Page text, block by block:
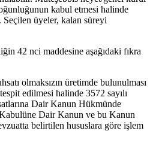
kabul etmesi halinde
Seçilen üyeler, kalan süreyi
42 nci maddesine aşağıdaki fıkra
olmaksızın üretimde bulunulması
edilmesi halinde 3572 sayılı
Dair Kanun Hükmünde
Dair Kanun ve bu Kanun
belirtilen hususlara göre işlem